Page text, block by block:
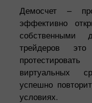
Демосчет –
эффективно
собственными
трейдеров
виртуальных
успешно
условиях.